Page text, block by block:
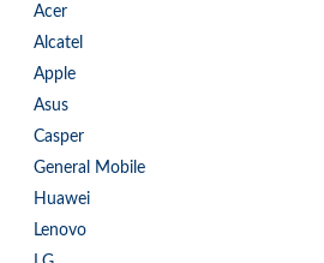
Acer
Alcatel
Apple
Asus
Casper
General Mobile
Huawei
Lenovo